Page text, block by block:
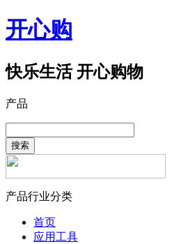
开心购
快乐生活 开心购物
产品
搜索
产品行业分类
首页
应用工具